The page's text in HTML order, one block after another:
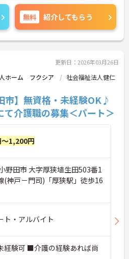
無料 紹介してもらう
更新日：2026年03月26日
ホーム フクシア
社会福祉法人健仁
市】無資格・未経験OK♪
介護職の募集＜パート＞
1,200円
野田市 大字厚狭埴生田503番1
(神戸－門司)「厚狭駅」徒歩16
ト・アルバイト
経験可 ■介護の経験あれば尚